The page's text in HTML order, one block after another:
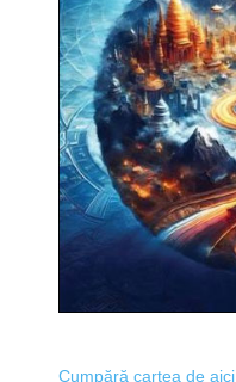
Cumpără cartea de aici